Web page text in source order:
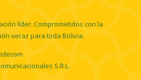
líder. Comprometidos con la
veraz para toda Bolivia.
S.R.L.